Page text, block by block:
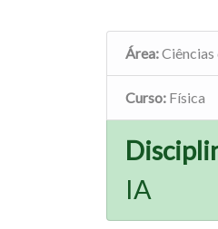
Área:
Curso: Física
IA